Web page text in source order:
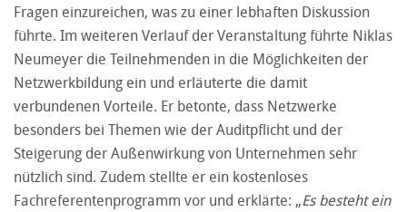
Fragen einzureichen, was zu einer lebhaften Diskussion
führte. Im weiteren Verlauf der Veranstaltung führte Niklas
Neumeyer die Teilnehmenden in die Möglichkeiten der
Netzwerkbildung ein und erläuterte die damit
verbundenen Vorteile. Er betonte, dass Netzwerke
besonders bei Themen wie der Auditpflicht und der
Steigerung der Außenwirkung von Unternehmen sehr
nützlich sind. Zudem stellte er ein kostenloses
Fachreferentenprogramm vor und erklärte: „Es besteht ein